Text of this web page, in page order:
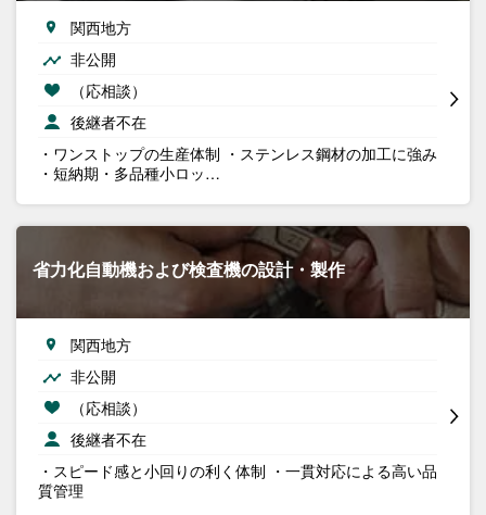
関西地方
非公開
（応相談）
後継者不在
・ワンストップの生産体制 ・ステンレス鋼材の加工に強み
・短納期・多品種小ロッ…
省力化自動機および検査機の設計・製作
関西地方
非公開
（応相談）
後継者不在
・スピード感と小回りの利く体制 ・一貫対応による高い品
質管理